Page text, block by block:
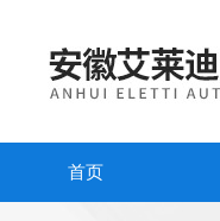
首页